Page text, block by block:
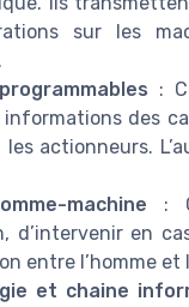
sur les
:
des
les actionneurs.
machine :
d’intervenir en
entre l’homme
et chaine